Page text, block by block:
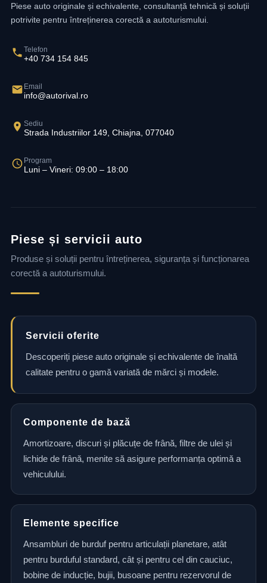
Piese auto originale și echivalente, consultanță tehnică și soluții
potrivite pentru întreținerea corectă a autoturismului.
Telefon
+40 734 154 845
Email
info@autorival.ro
Sediu
Strada Industriilor 149, Chiajna, 077040
Program
Luni – Vineri: 09:00 – 18:00
Piese și servicii auto
Produse și soluții pentru întreținerea, siguranța și funcționarea
corectă a autoturismului.
Servicii oferite
Descoperiți piese auto originale și echivalente de înaltă
calitate pentru o gamă variată de mărci și modele.
Componente de bază
Amortizoare, discuri și plăcuțe de frână, filtre de ulei și
lichide de frână, menite să asigure performanța optimă a
vehiculului.
Elemente specifice
Ansambluri de burduf pentru articulații planetare, atât
pentru burduful standard, cât și pentru cel din cauciuc,
bobine de inducție, bujii, busoane pentru rezervorul de